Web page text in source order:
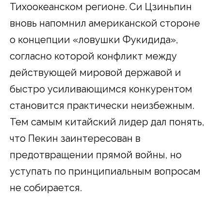
Тихоокеанском регионе. Си Цзиньпин
вновь напомнил американской стороне
о концепции «ловушки Фукидида»,
согласно которой конфликт между
действующей мировой державой и
быстро усиливающимся конкурентом
становится практически неизбежным.
Тем самым китайский лидер дал понять,
что Пекин заинтересован в
предотвращении прямой войны, но
уступать по принципиальным вопросам
не собирается.